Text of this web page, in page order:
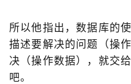
所以他指出，数据库的
描述要解决的问题（操
决（操作数据），就交
吧。